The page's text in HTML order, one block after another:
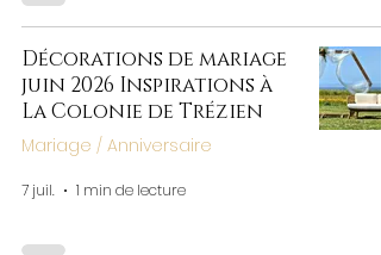
Décorations de mariage
juin 2026 Inspirations à
La Colonie de Trézien
Mariage / Anniversaire
7 juil. 1 min de lecture